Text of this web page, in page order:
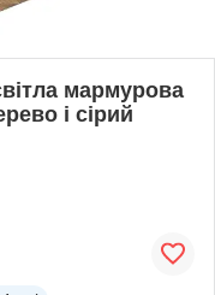
мармурова
і сірий